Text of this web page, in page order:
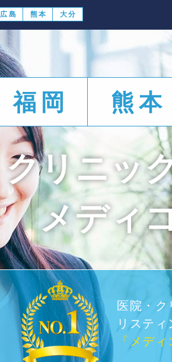
広島 熊本 大分
福岡 熊本
クリニッ
メディ
医院・ク
リステ
「メデ